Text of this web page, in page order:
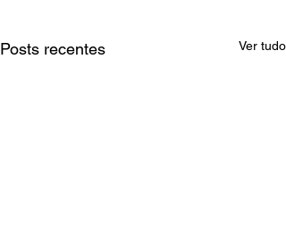
Posts recentes Ver tudo